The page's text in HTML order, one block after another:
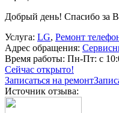
Добрый день! Спасибо за
Услуга: LG, Ремонт
Адрес обращения:
Время работы: Пн-Пт: с
Сейчас открыто!
Записаться на ремонт
Источник отзыва: